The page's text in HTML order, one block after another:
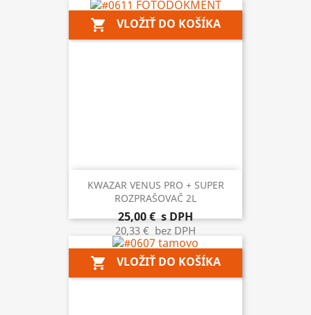
shopping_cart VLOŽIŤ DO KOŠÍKA
KWAZAR VENUS PRO + SUPER
ROZPRAŠOVAČ 2L
25,00 €s DPH
20,33 € bez DPH
shopping_cart VLOŽIŤ DO KOŠÍKA